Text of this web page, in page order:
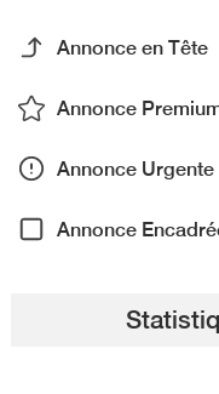
Annonce en Tête
Annonce
Annonce Urgente
Annonce